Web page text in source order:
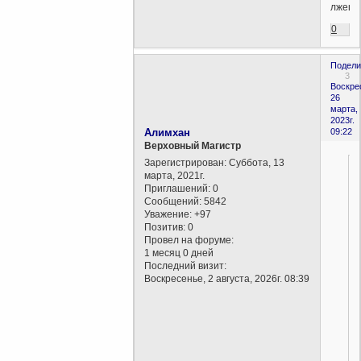
лжеца.
0
3
26
марта,
2023г.
09:22
Алимхан
Верховный Магистр
Зарегистрирован: Суббота, 13
марта, 2021г.
Приглашений: 0
Сообщений: 5842
Уважение: +97
Позитив: 0
Провел на форуме:
1 месяц 0 дней
Последний визит:
Воскресенье, 2 августа, 2026г. 08:39